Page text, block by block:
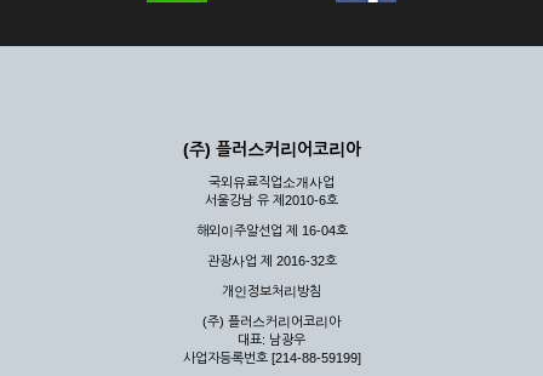
(주) 플러스커리어코리아
국외유료직업소개사업
서울강남 유 제2010-6호
해외이주알선업 제 16-04호
관광사업 제 2016-32호
개인정보처리방침
(주) 플러스커리어코리아
대표: 남광우
사업자등록번호 [214-88-59199]